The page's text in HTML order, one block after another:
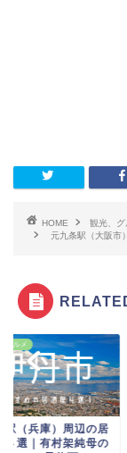
HOME
観光、グ
元九条駅（大阪市
グルメ
駅（兵庫）周辺の居
４選｜有村架純母の